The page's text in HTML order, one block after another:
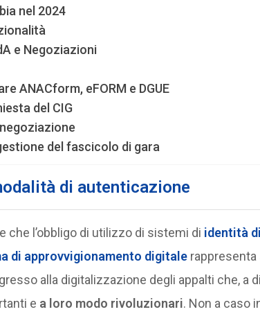
nel 2024
e Negoziazioni
ANACform, eFORM e DGUE
del CIG
del fascicolo di gara
di autenticazione
che l’obbligo di utilizzo di sistemi di identità
di approvvigionamento digitalerappresenta
alla digitalizzazione degli appalti che, a
e a loro modo rivoluzionari. Non a caso